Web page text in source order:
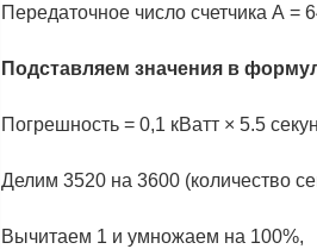
Передаточное число счетчика А =
Подставляем значения в
Погрешность = 0,1 кВатт × 5.5
Делим 3520 на 3600 (количество
Вычитаем 1 и умножаем на 100%,